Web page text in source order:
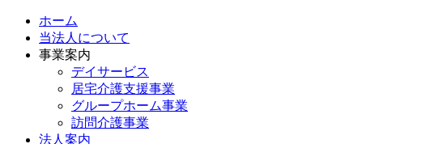
ホーム
当法人について
事業案内
デイサービス
居宅介護支援事業
グループホーム事業
訪問介護事業
法人案内